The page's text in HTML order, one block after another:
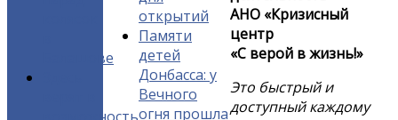
Балашове
открытий
Памяти
детей
Донбасса: у
Вечного
огня прошла
АНО «Кризисный
центр
«С верой в жизнь!»
Это быстрый и
доступный каждому